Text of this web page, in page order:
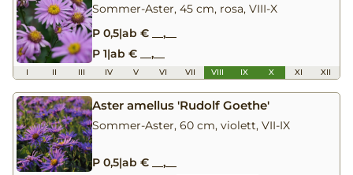
Sommer-Aster, 45 cm, rosa, VIII-X
P 0,5|ab € __,__
P 1|ab € __,__
I II III IV V VI VII VIII IX X XI XII
Aster amellus 'Rudolf Goethe'
Sommer-Aster, 60 cm, violett, VII-IX
P 0,5|ab € __,__